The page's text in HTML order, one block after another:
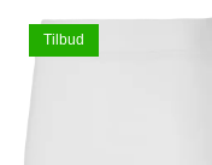
Tilbud